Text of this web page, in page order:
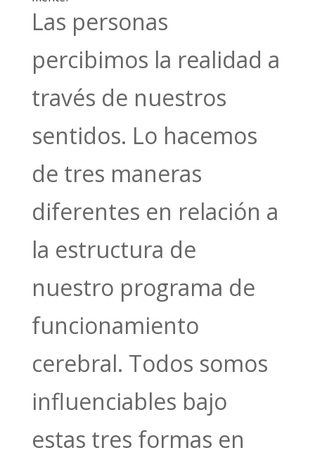
Las personas
percibimos la realidad a
través de nuestros
sentidos. Lo hacemos
de tres maneras
diferentes en relación a
la estructura de
nuestro programa de
funcionamiento
cerebral. Todos somos
influenciables bajo
estas tres formas en